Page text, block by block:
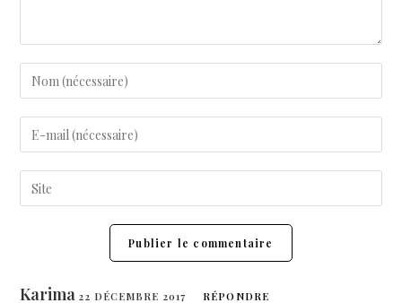
Karima22 DÉCEMBRE 2017 RÉPONDRE